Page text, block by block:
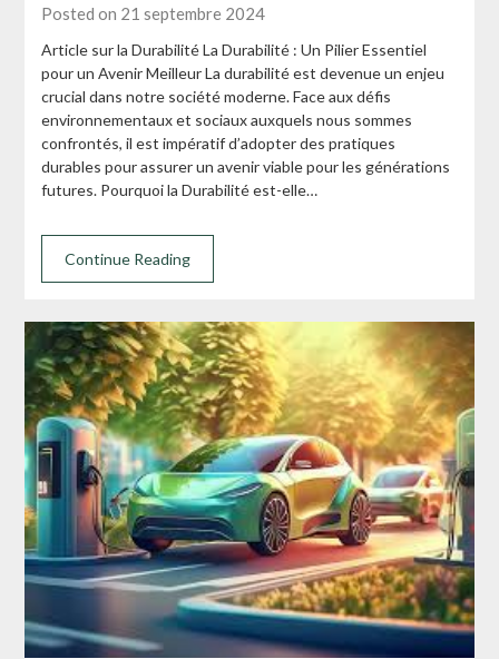
Posted on 21 septembre 2024
Article sur la Durabilité La Durabilité : Un Pilier Essentiel
pour un Avenir Meilleur La durabilité est devenue un enjeu
crucial dans notre société moderne. Face aux défis
environnementaux et sociaux auxquels nous sommes
confrontés, il est impératif d’adopter des pratiques
durables pour assurer un avenir viable pour les générations
futures. Pourquoi la Durabilité est-elle…
Continue Reading